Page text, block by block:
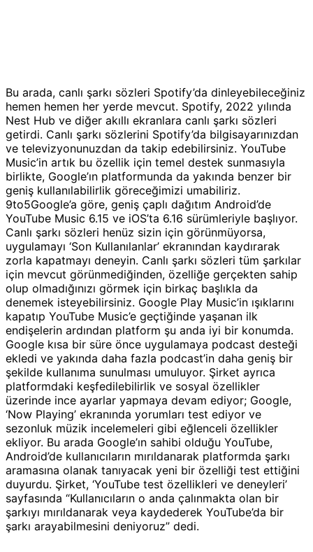
Bu arada, canlı şarkı sözleri Spotify’da dinleyebileceğiniz
hemen hemen her yerde mevcut. Spotify, 2022 yılında
Nest Hub ve diğer akıllı ekranlara canlı şarkı sözleri
getirdi. Canlı şarkı sözlerini Spotify’da bilgisayarınızdan
ve televizyonunuzdan da takip edebilirsiniz. YouTube
Music’in artık bu özellik için temel destek sunmasıyla
birlikte, Google’ın platformunda da yakında benzer bir
geniş kullanılabilirlik göreceğimizi umabiliriz.
9to5Google’a göre, geniş çaplı dağıtım Android’de
YouTube Music 6.15 ve iOS’ta 6.16 sürümleriyle başlıyor.
Canlı şarkı sözleri henüz sizin için görünmüyorsa,
uygulamayı ‘Son Kullanılanlar’ ekranından kaydırarak
zorla kapatmayı deneyin. Canlı şarkı sözleri tüm şarkılar
için mevcut görünmediğinden, özelliğe gerçekten sahip
olup olmadığınızı görmek için birkaç başlıkla da
denemek isteyebilirsiniz. Google Play Music’in ışıklarını
kapatıp YouTube Music’e geçtiğinde yaşanan ilk
endişelerin ardından platform şu anda iyi bir konumda.
Google kısa bir süre önce uygulamaya podcast desteği
ekledi ve yakında daha fazla podcast’in daha geniş bir
şekilde kullanıma sunulması umuluyor. Şirket ayrıca
platformdaki keşfedilebilirlik ve sosyal özellikler
üzerinde ince ayarlar yapmaya devam ediyor; Google,
‘Now Playing’ ekranında yorumları test ediyor ve
sezonluk müzik incelemeleri gibi eğlenceli özellikler
ekliyor. Bu arada Google’ın sahibi olduğu YouTube,
Android’de kullanıcıların mırıldanarak platformda şarkı
aramasına olanak tanıyacak yeni bir özelliği test ettiğini
duyurdu. Şirket, ‘YouTube test özellikleri ve deneyleri’
sayfasında “Kullanıcıların o anda çalınmakta olan bir
şarkıyı mırıldanarak veya kaydederek YouTube’da bir
şarkı arayabilmesini deniyoruz” dedi.